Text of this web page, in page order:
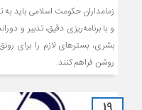
و با برنامه‌ریزی دقیق، تدبیر و
بشری، بسترهای لازم را برای
روشن فراهم کنند.